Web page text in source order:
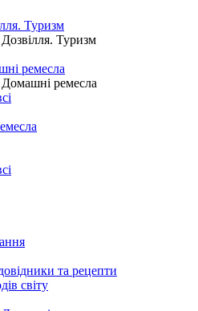
Туризм
Туризм
ремесла
Домашні ремесла
та рецепти
світу